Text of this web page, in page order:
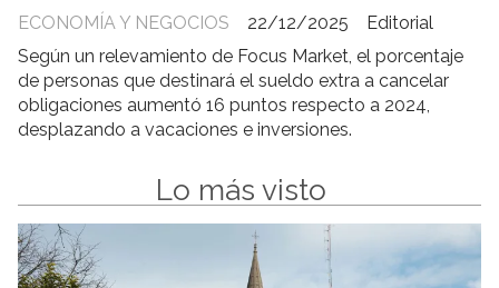
Editorial
ECONOMÍA Y NEGOCIOS
22/12/2025
Según un relevamiento de Focus Market, el porcentaje
de personas que destinará el sueldo extra a cancelar
obligaciones aumentó 16 puntos respecto a 2024,
desplazando a vacaciones e inversiones.
Lo más visto